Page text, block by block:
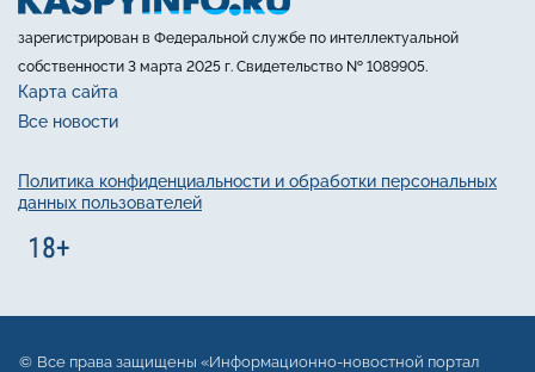
зарегистрирован в Федеральной службе по интеллектуальной
собственности 3 марта 2025 г. Свидетельство № 1089905.
Карта сайта
Все новости
Политика конфиденциальности и обработки персональных
данных пользователей
Все права защищены «Информационно-новостной портал